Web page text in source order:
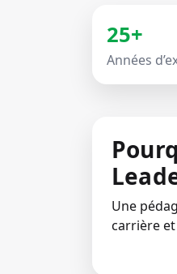
25+
Années
Une
carrière